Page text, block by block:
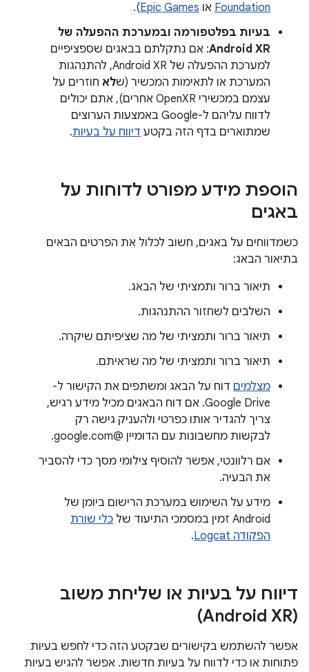
Foundation או Epic Games
).
בעיות בפלטפורמה ובמערכת ההפעלה של
Android XR: אם נתקלתם בבאגים שספציפיים
למערכת ההפעלה של Android XR, להתנהגות
המערכת או לתאימות המכשיר (שלא חוזרים על
עצמם במכשירי OpenXR אחרים), אתם יכולים
לדווח עליהם ל-Google באמצעות הערוצים
שמתוארים בדף הזה בקטע דיווח על בעיות.
הוספת מידע מפורט לדוחות על
באגים
כשמדווחים על באגים, חשוב לכלול את הפרטים הבאים
בתיאור הבאג:
תיאור ברור ותמציתי של הבאג.
השלבים לשחזור ההתנהגות.
תיאור ברור ותמציתי של מה שציפיתם שיקרה.
תיאור ברור ותמציתי של מה שראיתם.
מצלמים דוח על הבאג ומשתפים את הקישור ל-
Google Drive. אם דוח הבאגים מכיל מידע רגיש,
צריך להגדיר אותו כפרטי ולהעניק גישה רק
לבקשות מחשבונות עם הדומיין @google.com.
אם רלוונטי, אפשר להוסיף צילומי מסך כדי להסביר
את הבעיה.
מידע על השימוש במערכת הרישום ביומן של
Android זמין במסמכי התיעוד של
כלי שורת
הפקודה Logcat
.
דיווח על בעיות או שליחת משוב
(Android XR)
אפשר להשתמש בקישורים שבקטע הזה כדי לחפש בעיות
פתוחות או כדי לדווח על בעיות חדשות. אפשר להגיש בעיות